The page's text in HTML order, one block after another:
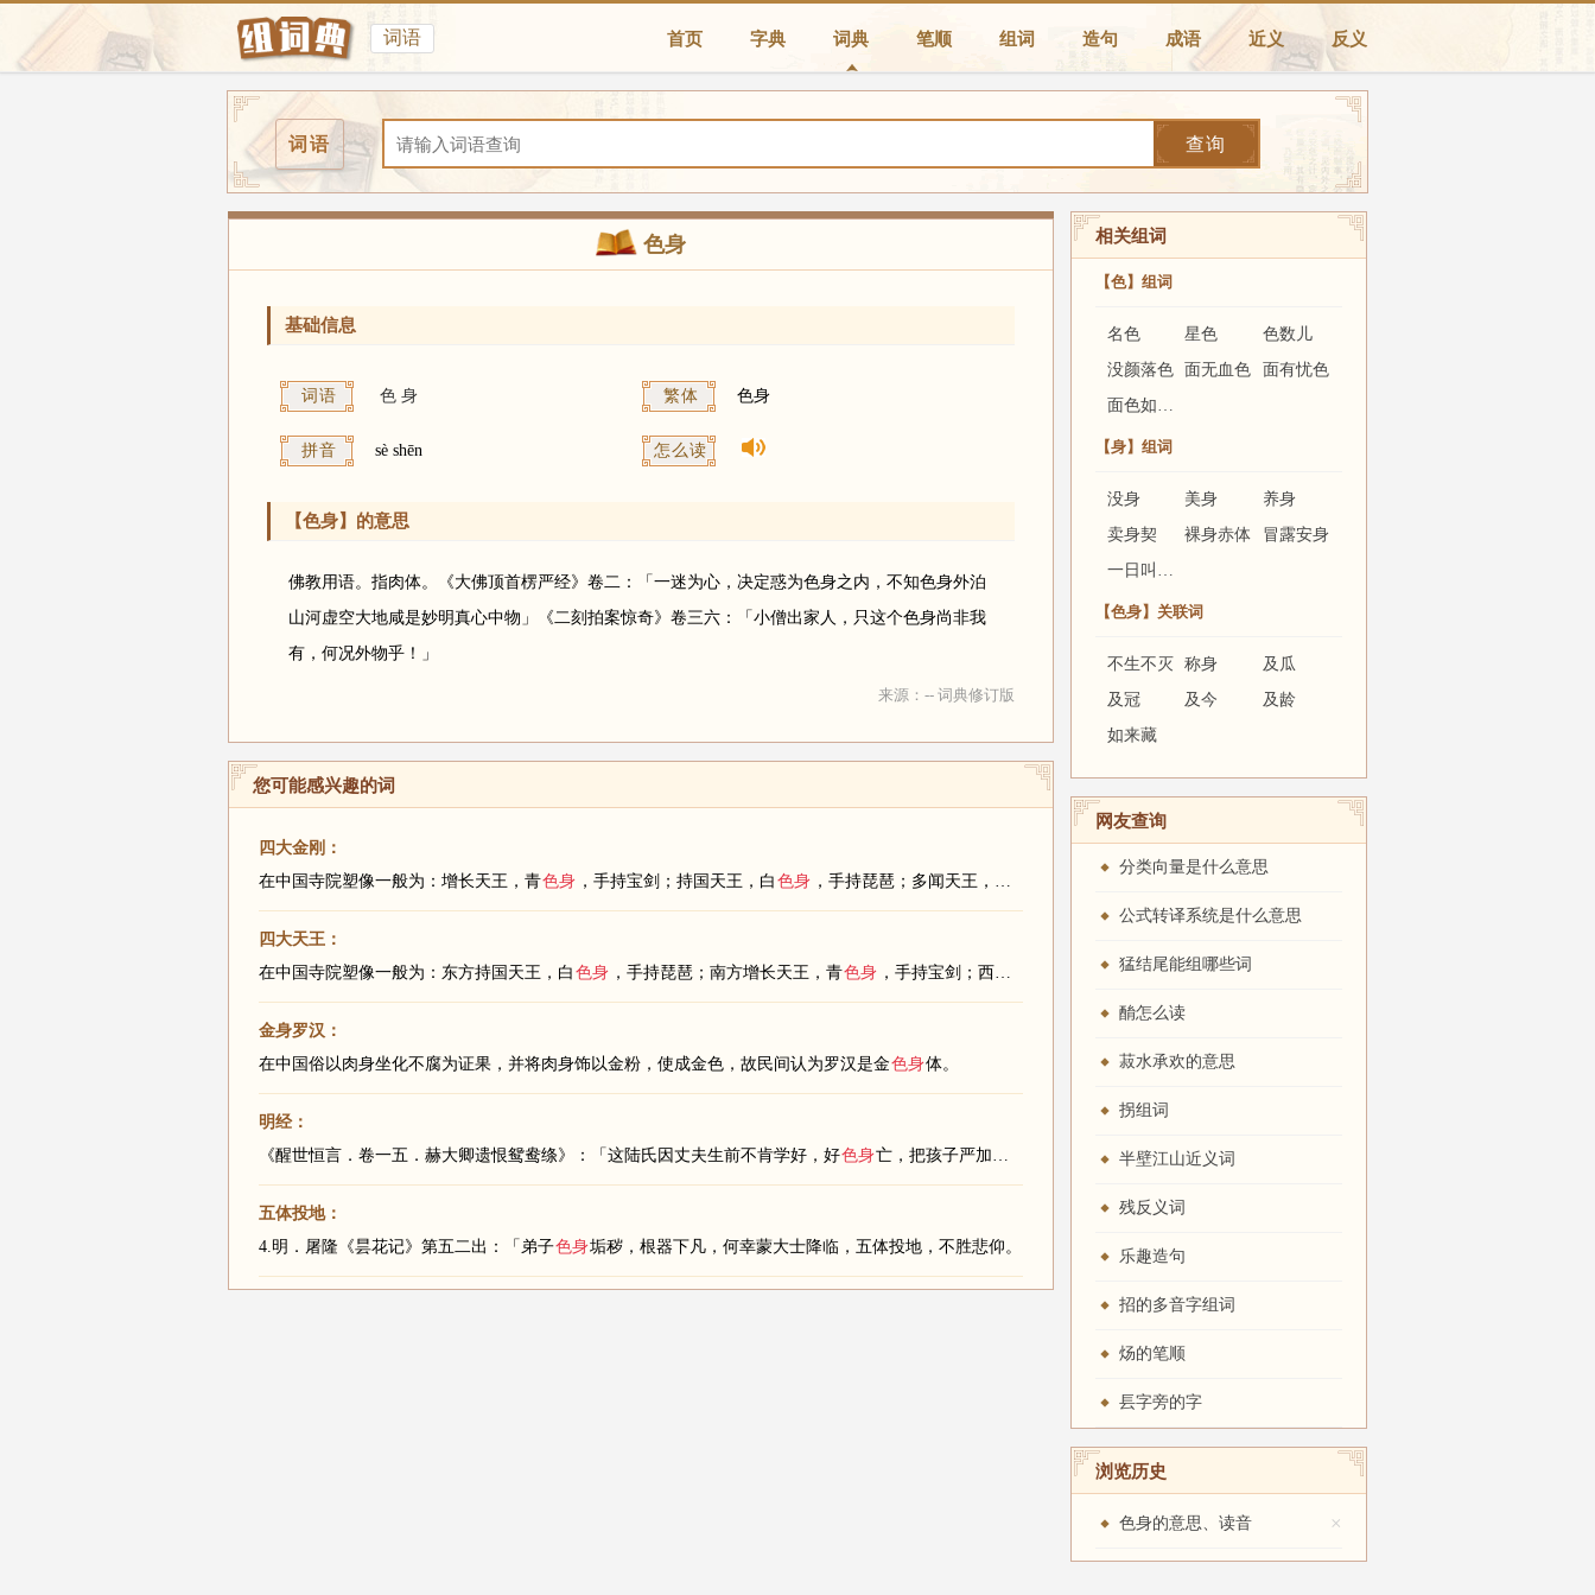
词语 首页 字典 词典 笔顺 组词 造句 成语 近义 反义
词语 查询
色身
基础信息
词语 色 身 繁体 色身
拼音 sè shēn 怎么读
【色身】的意思
佛教用语。指肉体。《大佛顶首楞严经》卷二：「一迷为心，决定惑为色身之内，不知色身外泊
山河虚空大地咸是妙明真心中物」《二刻拍案惊奇》卷三六：「小僧出家人，只这个色身尚非我
有，何况外物乎！」
来源：-- 词典修订版
您可能感兴趣的词
四大金刚：
在中国寺院塑像一般为：增长天王，青色身 ，手持宝剑；持国天王，白 色身 ，手持琵琶；多闻天王，绿
四大天王：
在中国寺院塑像一般为：东方持国天王，白 色身 ，手持琵琶；南方增长天王，青色身 ，手持宝剑；西方广目天王，红 色身，手绕一条龙；北方多闻天王，绿
金身罗汉：
在中国俗以肉身坐化不腐为证果，并将肉身饰以金粉，使成金色，故民间认为罗汉是金色身体。
明经：
《醒世恒言．卷一五．赫大卿遗恨鸳鸯绦》：「这陆氏因丈夫生前不肯学好，好色身亡，把孩子严加教诲。
五体投地：
4.明．屠隆《昙花记》第五二出：「弟子色身垢秽，根器下凡，何幸蒙大士降临，五体投地，不胜悲仰。
相关组词
【色】组词
名色 星色
色数儿
没颜落色
面无血色
面有忧色
面色如金纸
【身】组词
没身 美身
养身
卖身契
裸身赤体
冒露安身
一日叫娘，终身是母
【色身】关联词
不生不灭 称身
及瓜
及冠
及今
及龄
如来藏
网友查询
分类向量是什么意思
公式转译系统是什么意思
猛结尾能组哪些词
酳怎么读
菽水承欢的意思
拐组词
半壁江山近义词
残反义词
乐趣造句
招的多音字组词
炀的笔顺
镸字旁的字
浏览历史
色身的意思、读音 ×